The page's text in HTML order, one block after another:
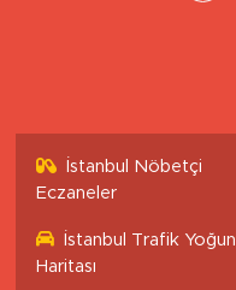
İstanbul Nöbetçi
Eczaneler
İstanbul Trafik
Haritası